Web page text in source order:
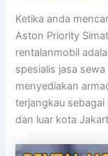
Ketika anda
Aston Priority
rentalanmobil
spesialis jasa
menyediakan
terjangkau
dan luar kota